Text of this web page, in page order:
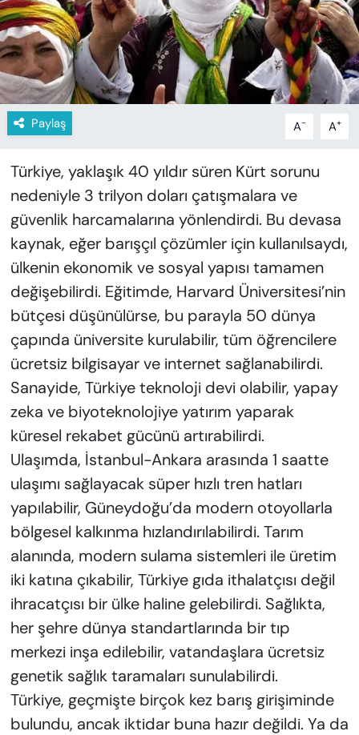
Paylaş A- A+
Türkiye, yaklaşık 40 yıldır süren Kürt sorunu
nedeniyle 3 trilyon doları çatışmalara ve
güvenlik harcamalarına yönlendirdi. Bu devasa
kaynak, eğer barışçıl çözümler için kullanılsaydı,
ülkenin ekonomik ve sosyal yapısı tamamen
değişebilirdi. Eğitimde, Harvard Üniversitesi’nin
bütçesi düşünülürse, bu parayla 50 dünya
çapında üniversite kurulabilir, tüm öğrencilere
ücretsiz bilgisayar ve internet sağlanabilirdi.
Sanayide, Türkiye teknoloji devi olabilir, yapay
zeka ve biyoteknolojiye yatırım yaparak
küresel rekabet gücünü artırabilirdi.
Ulaşımda, İstanbul-Ankara arasında 1 saatte
ulaşımı sağlayacak süper hızlı tren hatları
yapılabilir, Güneydoğu’da modern otoyollarla
bölgesel kalkınma hızlandırılabilirdi. Tarım
alanında, modern sulama sistemleri ile üretim
iki katına çıkabilir, Türkiye gıda ithalatçısı değil
ihracatçısı bir ülke haline gelebilirdi. Sağlıkta,
her şehre dünya standartlarında bir tıp
merkezi inşa edilebilir, vatandaşlara ücretsiz
genetik sağlık taramaları sunulabilirdi.
Türkiye, geçmişte birçok kez barış girişiminde
bulundu, ancak iktidar buna hazır değildi. Ya da
KADIN
SAĞLIK
SPOR
KÜLTÜR-SANAT
MAGAZİN
ÖZEL HABER
YAZAR KÖŞESİ
SİYASET
VAN VE DİYARBAKIR HABERLERİ